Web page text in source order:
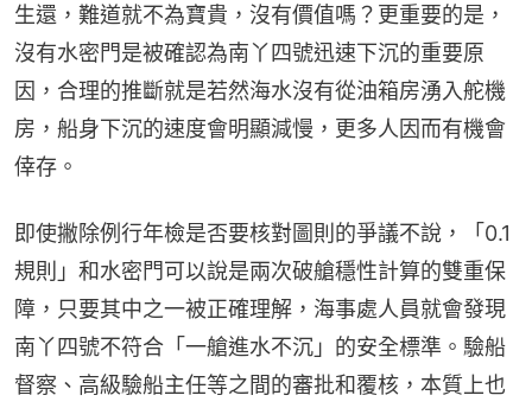
生還，難道就不為寶貴，沒有價值嗎？更重要的是，
沒有水密門是被確認為南丫四號迅速下沉的重要原
因，合理的推斷就是若然海水沒有從油箱房湧入舵機
房，船身下沉的速度會明顯減慢，更多人因而有機會
倖存。
即使撇除例行年檢是否要核對圖則的爭議不說，「0.1
規則」和水密門可以說是兩次破艙穩性計算的雙重保
障，只要其中之一被正確理解，海事處人員就會發現
南丫四號不符合「一艙進水不沉」的安全標準。驗船
督察、高級驗船主任等之間的審批和覆核，本質上也